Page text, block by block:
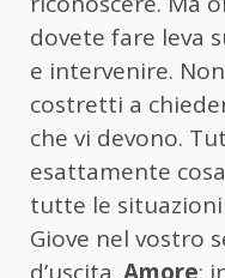
dovete fare leva
e intervenire.
costretti a
che vi devono.
esattamente
tutte le situazioni
Giove nel vostro